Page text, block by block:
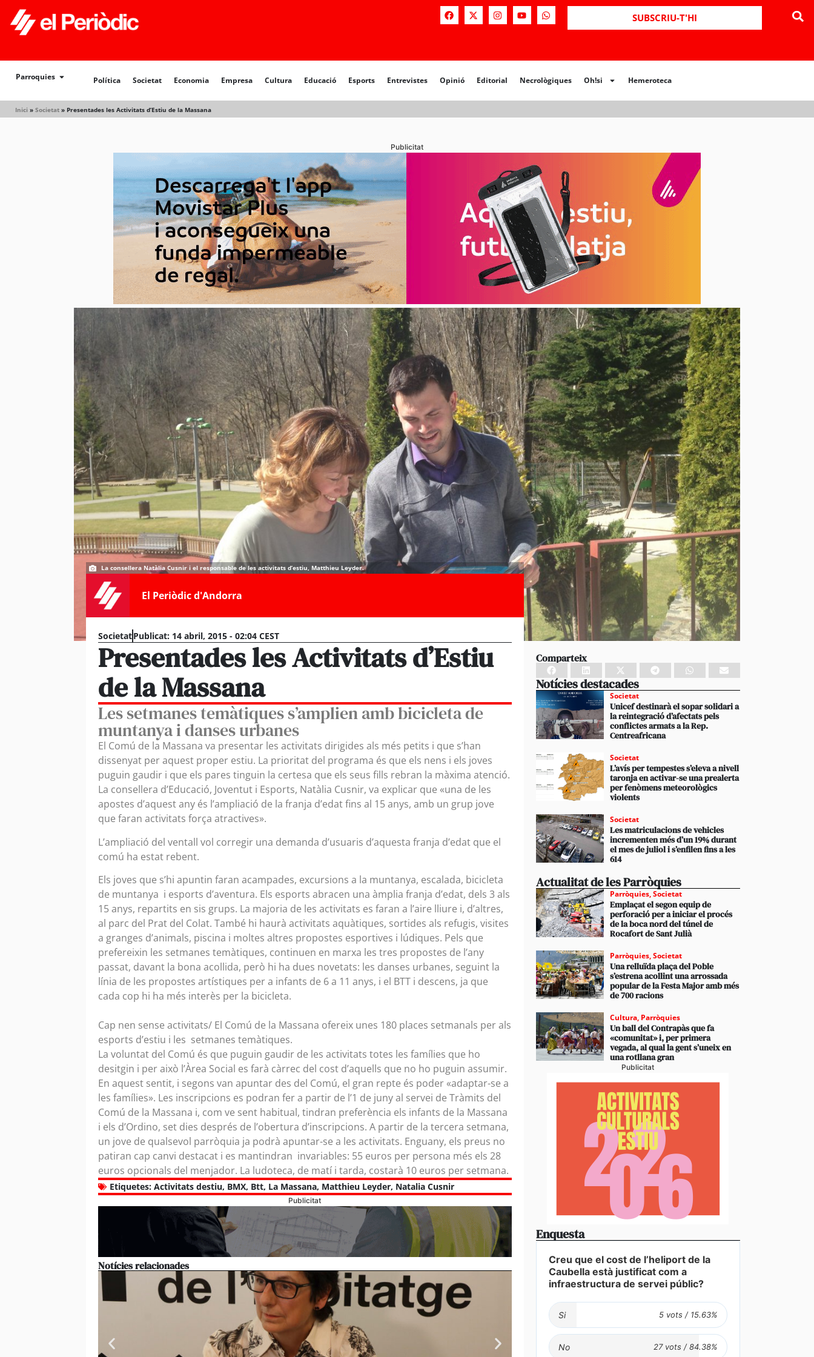
SUBSCRIU-T'HI
Parroquies Política Societat Economia Empresa Cultura Educació Esports Entrevistes Opinió Editorial Necrològiques Oh!si Hemeroteca
Inici » Societat » Presentades les Activitats d’Estiu de la Massana
Política Societat Opinió Editorial Necrològiques Hemeroteca
Publicitat
La consellera Natàlia Cusnir i el responsable de les activitats d’estiu, Matthieu Leyder.
El Periòdic d'Andorra
SocietatPublicat: 14 abril, 2015 - 02:04 CEST
Presentades les Activitats d’Estiu
de la Massana
Les setmanes temàtiques s’amplien amb bicicleta de
muntanya i danses urbanes
El Comú de la Massana va presentar les activitats dirigides als més petits i que s’han
dissenyat per aquest proper estiu. La prioritat del programa és que els nens i els joves
puguin gaudir i que els pares tinguin la certesa que els seus fills rebran la màxima atenció.
La consellera d’Educació, Joventut i Esports, Natàlia Cusnir, va explicar que «una de les
apostes d’aquest any és l’ampliació de la franja d’edat fins al 15 anys, amb un grup jove
que faran activitats força atractives».
L’ampliació del ventall vol corregir una demanda d’usuaris d’aquesta franja d’edat que el
comú ha estat rebent.
Els joves que s’hi apuntin faran acampades, excursions a la muntanya, escalada, bicicleta
de muntanya i esports d’aventura. Els esports abracen una àmplia franja d’edat, dels 3 als
15 anys, repartits en sis grups. La majoria de les activitats es faran a l’aire lliure i, d’altres,
al parc del Prat del Colat. També hi haurà activitats aquàtiques, sortides als refugis, visites
a granges d’animals, piscina i moltes altres propostes esportives i lúdiques. Pels que
prefereixin les setmanes temàtiques, continuen en marxa les tres propostes de l’any
passat, davant la bona acollida, però hi ha dues novetats: les danses urbanes, seguint la
línia de les propostes artístiques per a infants de 6 a 11 anys, i el BTT i descens, ja que
cada cop hi ha més interès per la bicicleta.
Cap nen sense activitats/ El Comú de la Massana ofereix unes 180 places setmanals per als
esports d’estiu i les setmanes temàtiques.
La voluntat del Comú és que puguin gaudir de les activitats totes les famílies que ho
desitgin i per això l’Àrea Social es farà càrrec del cost d’aquells que no ho puguin assumir.
En aquest sentit, i segons van apuntar des del Comú, el gran repte és poder «adaptar-se a
les famílies». Les inscripcions es podran fer a partir de l’1 de juny al servei de Tràmits del
Comú de la Massana i, com ve sent habitual, tindran preferència els infants de la Massana
i els d’Ordino, set dies després de l’obertura d’inscripcions. A partir de la tercera setmana,
un jove de qualsevol parròquia ja podrà apuntar-se a les activitats. Enguany, els preus no
patiran cap canvi destacat i es mantindran invariables: 55 euros per persona més els 28
euros opcionals del menjador. La ludoteca, de matí i tarda, costarà 10 euros per setmana.
Etiquetes: Activitats destiu, BMX, Btt, La Massana, Matthieu Leyder, Natalia Cusnir
Publicitat
Notícies relacionades
Comparteix
Notícies destacades
Societat
Unicef destinarà el sopar solidari a
la reintegració d’afectats pels
conflictes armats a la Rep.
Centreafricana
Societat
L’avís per tempestes s’eleva a nivell
taronja en activar-se una prealerta
per fenòmens meteorològics
violents
Societat
Les matriculacions de vehicles
incrementen més d’un 19% durant
el mes de juliol i s’enfilen fins a les
614
Actualitat de les Parròquies
Parròquies,Societat
Emplaçat el segon equip de
perforació per a iniciar el procés
de la boca nord del túnel de
Rocafort de Sant Julià
Parròquies,Societat
Una relluïda plaça del Poble
s’estrena acollint una arrossada
popular de la Festa Major amb més
de 700 racions
Cultura, Parròquies
Un ball del Contrapàs que fa
«comunitat» i, per primera
vegada, al qual la gent s’uneix en
una rotllana gran
Publicitat
Enquesta
Creu que el cost de l’heliport de la
Caubella està justificat com a
infraestructura de servei públic?
Si
No